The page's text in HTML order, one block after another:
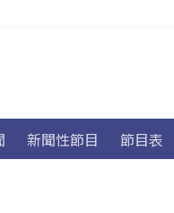
新聞性節目 節目表